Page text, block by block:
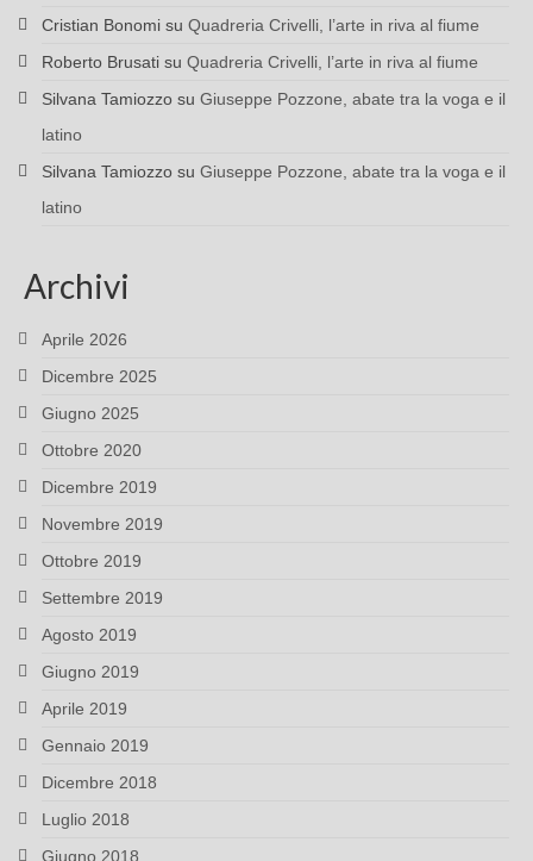
Cristian Bonomi su Quadreria Crivelli, l’arte in riva al fiume
Roberto Brusati su Quadreria Crivelli, l’arte in riva al fiume
Silvana Tamiozzo su Giuseppe Pozzone, abate tra la voga e il
latino
Silvana Tamiozzo su Giuseppe Pozzone, abate tra la voga e il
latino
Archivi
Aprile 2026
Dicembre 2025
Giugno 2025
Ottobre 2020
Dicembre 2019
Novembre 2019
Ottobre 2019
Settembre 2019
Agosto 2019
Giugno 2019
Aprile 2019
Gennaio 2019
Dicembre 2018
Luglio 2018
Giugno 2018